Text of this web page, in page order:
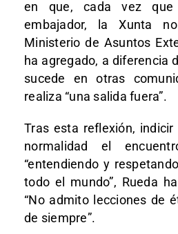
en que, cada vez
embajador, la Xunta
Ministerio de Asuntos
ha agregado, a diferencia
sucede en otras
realiza “una salida fuera”.
Tras esta reflexión,
normalidad el
“entendiendo y
todo el mundo”, Rueda
“No admito lecciones de
de siempre”.